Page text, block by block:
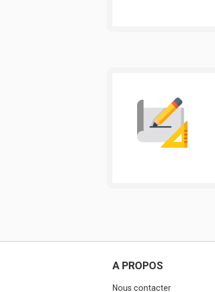
A PROPOS
Nous contacter